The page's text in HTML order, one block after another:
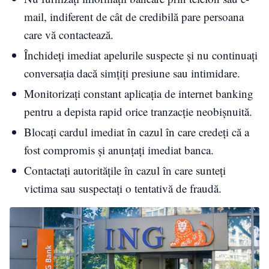
mail, indiferent de cât de credibilă pare persoana
care vă contactează.
Închideți imediat apelurile suspecte și nu continuați
conversația dacă simțiți presiune sau intimidare.
Monitorizați constant aplicația de internet banking
pentru a depista rapid orice tranzacție neobișnuită.
Blocați cardul imediat în cazul în care credeți că a
fost compromis și anunțați imediat banca.
Contactați autoritățile în cazul în care sunteți
victima sau suspectați o tentativă de fraudă.